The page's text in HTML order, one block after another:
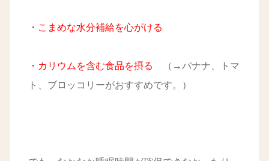
・こまめな水分補給を心がける
・カリウムを含む食品を摂る
（→バナナ、トマ
ト、ブロッコリーがおすすめです。）